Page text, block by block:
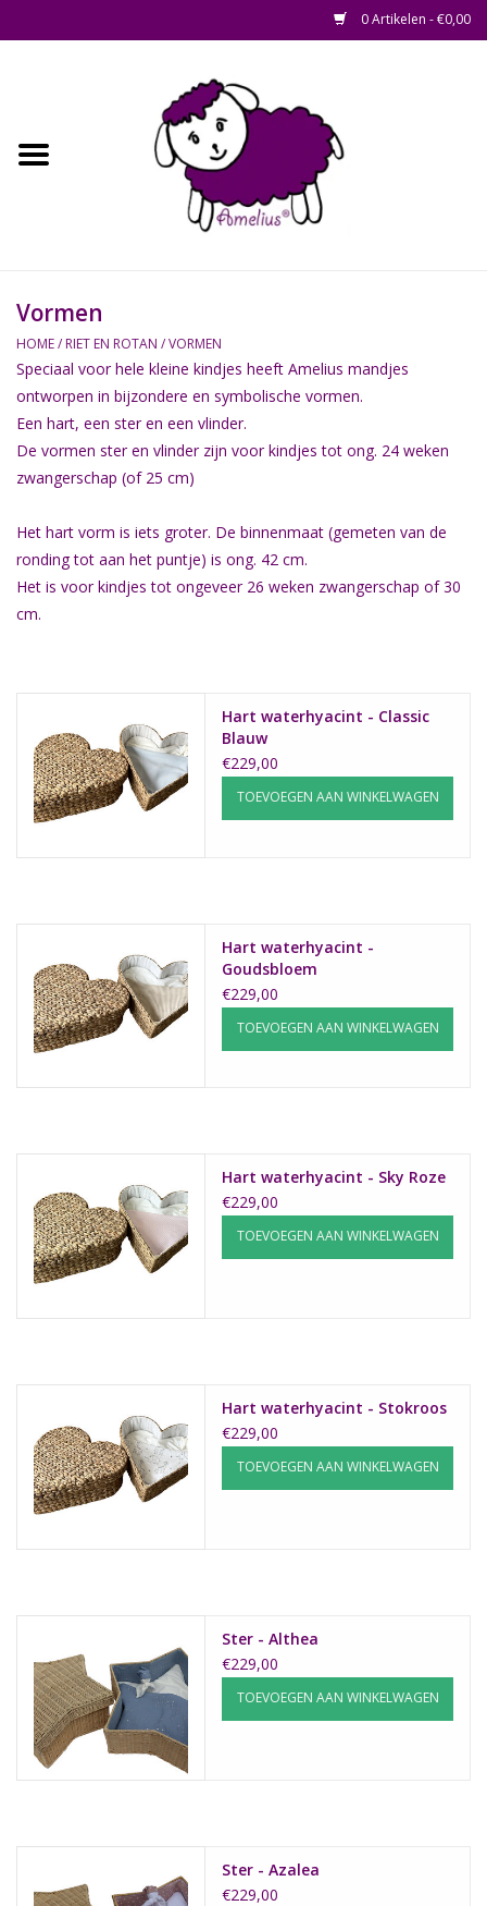
0 Artikelen - €0,00
Afscheid op maat
Waterhyacint
Hout
Watermethode /
Afscheidsbox
Natuurbegraven
Allerlei
Over ons
Vormen
HOME/ RIET EN ROTAN /VORMEN
Speciaal voor hele kleine kindjes heeft Amelius mandjes
ontworpen in bijzondere en symbolische vormen.
Een hart, een ster en een vlinder.
De vormen ster en vlinder zijn voor kindjes tot ong. 24 weken
zwangerschap (of 25 cm)
Het hart vorm is iets groter. De binnenmaat (gemeten van de
ronding tot aan het puntje) is ong. 42 cm.
Het is voor kindjes tot ongeveer 26 weken zwangerschap of 30
cm.
Hart waterhyacint - Classic
Blauw
€229,00
TOEVOEGEN AAN WINKELWAGEN
Hart waterhyacint -
Goudsbloem
€229,00
TOEVOEGEN AAN WINKELWAGEN
Hart waterhyacint - Sky Roze
€229,00
TOEVOEGEN AAN WINKELWAGEN
Hart waterhyacint - Stokroos
€229,00
TOEVOEGEN AAN WINKELWAGEN
Ster - Althea
€229,00
TOEVOEGEN AAN WINKELWAGEN
Ster - Azalea
€229,00